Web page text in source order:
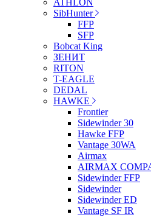
ATHLON
SibHunter
FFP
SFP
Bobcat King
ЗЕНИТ
RITON
T-EAGLE
DEDAL
HAWKE
Frontier
Sidewinder 30
Hawke FFP
Vantage 30WA
Airmax
AIRMAX
Sidewinder FFP
Sidewinder
Sidewinder ED
Vantage SF IR